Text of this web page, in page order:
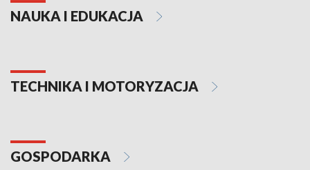
NAUKA I EDUKACJA
TECHNIKA I MOTORYZACJA
GOSPODARKA